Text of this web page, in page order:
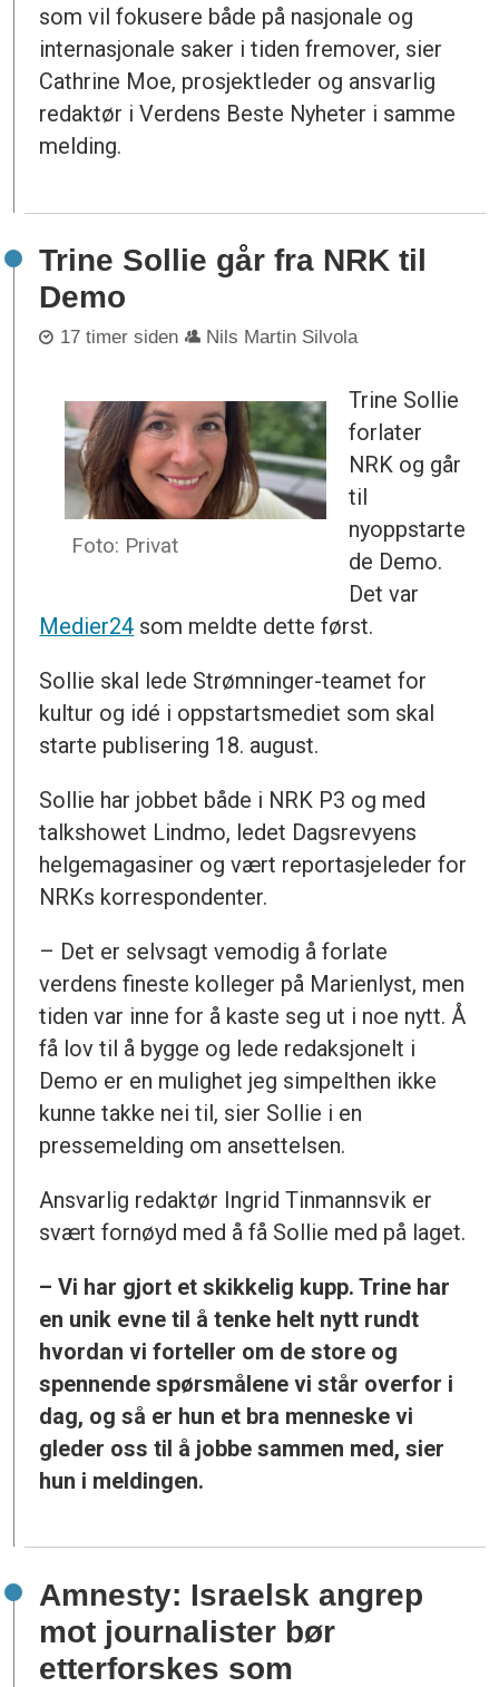
som vil fokusere både på nasjonale og
internasjonale saker i tiden fremover, sier
Cathrine Moe, prosjektleder og ansvarlig
redaktør i Verdens Beste Nyheter i samme
melding.
Trine Sollie går fra NRK til
Demo
17 timer siden Nils Martin Silvola
Foto: Privat
Trine Sollie
forlater
NRK og går
til
nyoppstarte
de Demo.
Det var
Medier24 som meldte dette først.
Sollie skal lede Strømninger-teamet for
kultur og idé i oppstartsmediet som skal
starte publisering 18. august.
Sollie har jobbet både i NRK P3 og med
talkshowet Lindmo, ledet Dagsrevyens
helgemagasiner og vært reportasjeleder for
NRKs korrespondenter.
– Det er selvsagt vemodig å forlate
verdens fineste kolleger på Marienlyst, men
tiden var inne for å kaste seg ut i noe nytt. Å
få lov til å bygge og lede redaksjonelt i
Demo er en mulighet jeg simpelthen ikke
kunne takke nei til, sier Sollie i en
pressemelding om ansettelsen.
Ansvarlig redaktør Ingrid Tinmannsvik er
svært fornøyd med å få Sollie med på laget.
– Vi har gjort et skikkelig kupp. Trine har
en unik evne til å tenke helt nytt rundt
hvordan vi forteller om de store og
spennende spørsmålene vi står overfor i
dag, og så er hun et bra menneske vi
gleder oss til å jobbe sammen med, sier
hun i meldingen.
Amnesty: Israelsk angrep
mot journalister bør
etterforskes som